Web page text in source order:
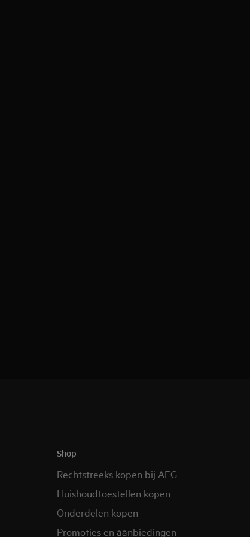
Shop
Rechtstreeks kopen bij AEG
Huishoudtoestellen kopen
Onderdelen kopen
Promoties en aanbiedingen